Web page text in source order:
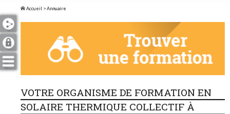
Accueil > Annuaire
VOTRE ORGANISME DE FORMATION EN
SOLAIRE THERMIQUE COLLECTIF À